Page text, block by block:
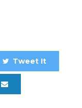
Tweet It